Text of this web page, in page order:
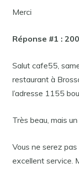
Merci
Réponse #1 :
Salut cafe55,
restaurant à
l’adresse 1155
Très beau, mais
Vous ne serez pas
excellent service.